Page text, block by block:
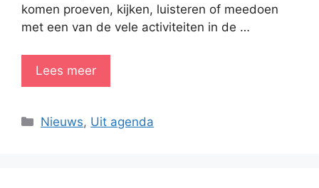
komen proeven, kijken, luisteren of meedoen
met een van de vele activiteiten in de …
Lees meer
Categorieën
Nieuws, Uit agenda